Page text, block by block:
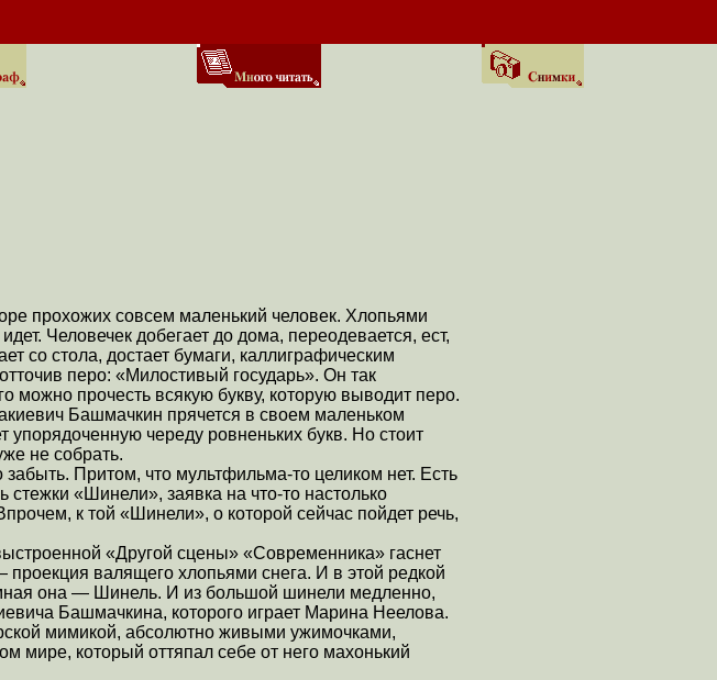
прохожих совсем маленький человек. Хлопьями
Человечек добегает до дома, переодевается, ест,
со стола, достает бумаги, каллиграфическим
перо: «Милостивый государь». Он так
можно прочесть всякую букву, которую выводит перо.
Башмачкин прячется в своем маленьком
упорядоченную череду ровненьких букв. Но стоит
не собрать.
Притом, что мультфильма-то целиком нет. Есть
стежки «Шинели», заявка на что-то настолько
к той «Шинели», о которой сейчас пойдет речь,
«Другой сцены» «Современника» гаснет
валящего хлопьями снега. И в этой редкой
она — Шинель. И из большой шинели медленно,
Башмачкина, которого играет Марина Неелова.
мимикой, абсолютно живыми ужимочками,
мире, который оттяпал себе от него махонький